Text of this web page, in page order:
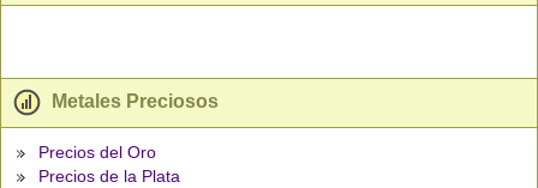
Metales Preciosos
Precios del Oro
Precios de la Plata